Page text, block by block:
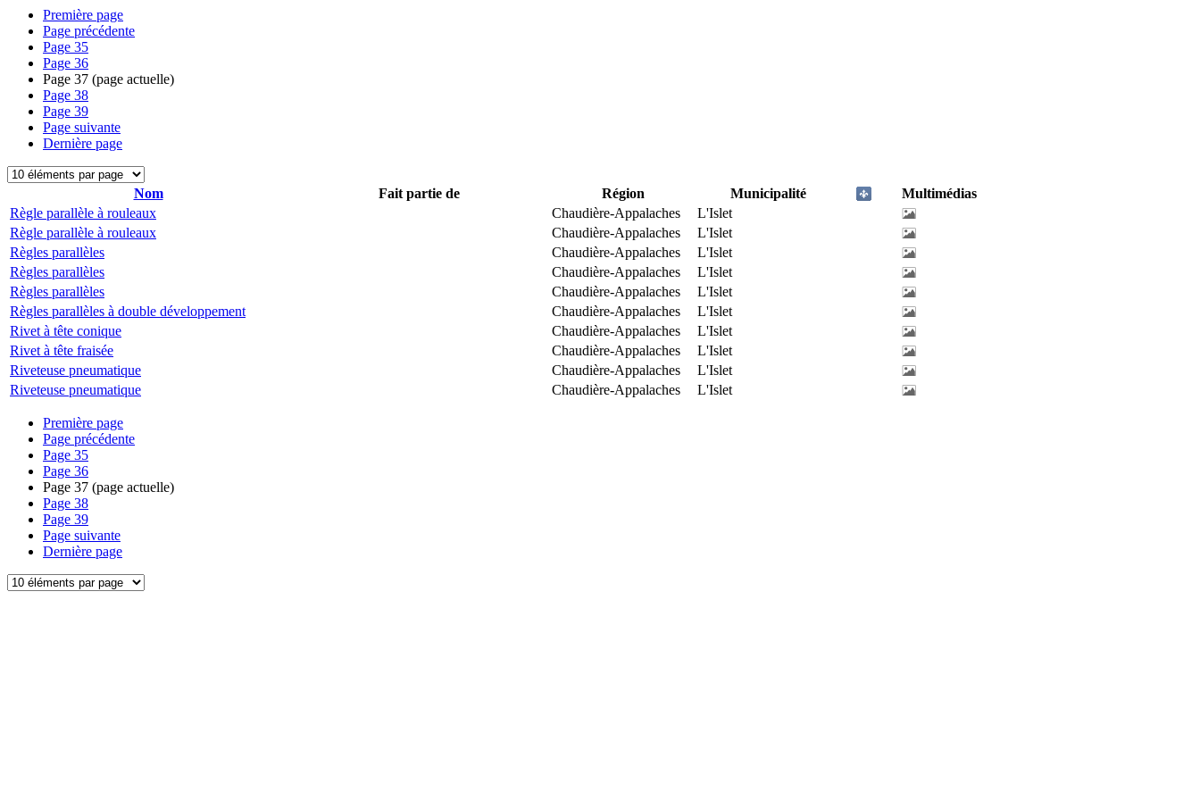
Première page
Page précédente
Page 35
Page 36
Page 37 (page actuelle)
Page 38
Page 39
Page suivante
Dernière page
Nom Fait partie de Région Municipalité
Multimédias
Règle parallèle à rouleaux
Chaudière-Appalaches
L'Islet
Règle parallèle à rouleaux
Chaudière-Appalaches
L'Islet
Règles parallèles
Chaudière-Appalaches
L'Islet
Règles parallèles
Chaudière-Appalaches
L'Islet
Règles parallèles
Chaudière-Appalaches
L'Islet
Règles parallèles à double développement
Chaudière-Appalaches
L'Islet
Rivet à tête conique
Chaudière-Appalaches
L'Islet
Rivet à tête fraisée
Chaudière-Appalaches
L'Islet
Riveteuse pneumatique
Chaudière-Appalaches
L'Islet
Riveteuse pneumatique
Chaudière-Appalaches L'Islet
Première page
Page précédente
Page 35
Page 36
Page 37 (page actuelle)
Page 38
Page 39
Page suivante
Dernière page